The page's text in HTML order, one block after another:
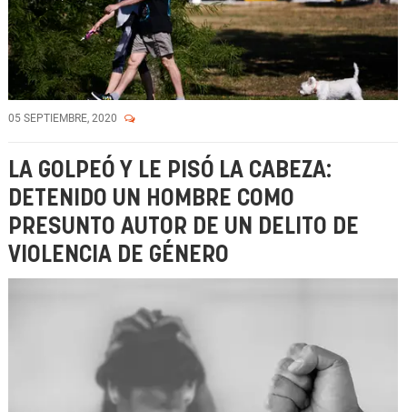
05 SEPTIEMBRE, 2020
LA GOLPEÓ Y LE PISÓ LA CABEZA:
DETENIDO UN HOMBRE COMO
PRESUNTO AUTOR DE UN DELITO DE
VIOLENCIA DE GÉNERO